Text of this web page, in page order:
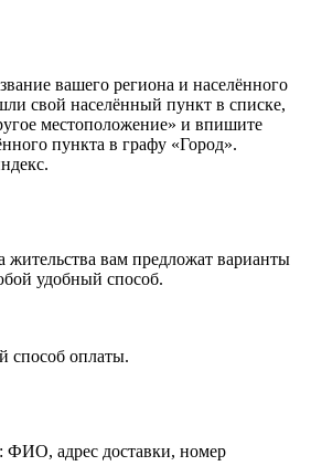
вашего региона и населённого
свой населённый пункт в списке,
местоположение» и впишите
пункта в графу «Город».
жительства вам предложат варианты
удобный способ.
способ оплаты.
ФИО, адрес доставки, номер